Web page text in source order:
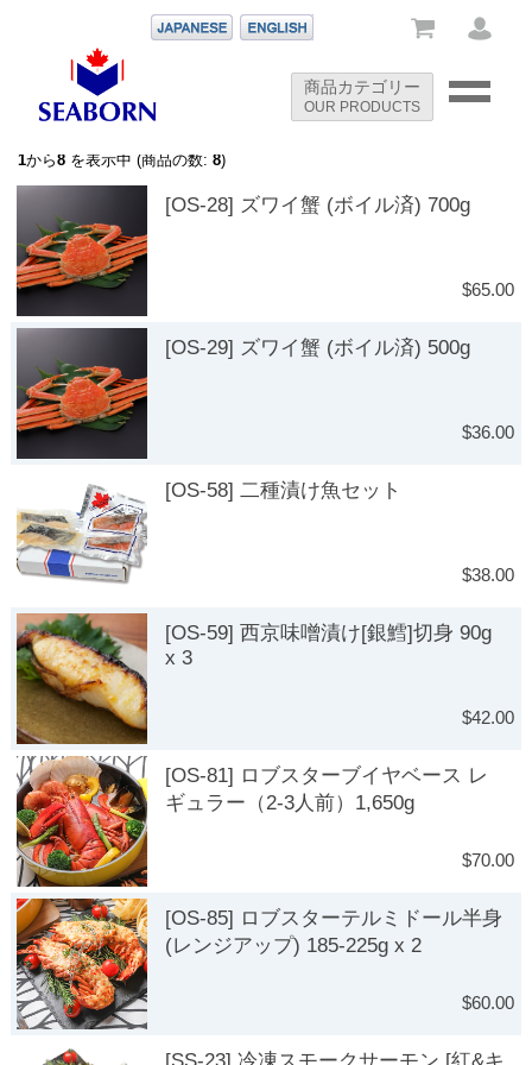
1から8 を表示中 (商品の数:8)
[OS-28] ズワイ蟹 (ボイル済) 700g
$65.00
[OS-29] ズワイ蟹 (ボイル済) 500g
$36.00
[OS-58] 二種漬け魚セット
$38.00
[OS-59] 西京味噌漬け[銀鱈]切身 90g
x 3
$42.00
[OS-81] ロブスターブイヤベース レ
ギュラー（2-3人前）1,650g
$70.00
[OS-85] ロブスターテルミドール半身
(レンジアップ) 185-225g x 2
$60.00
商品カテゴリー
OUR PRODUCTS